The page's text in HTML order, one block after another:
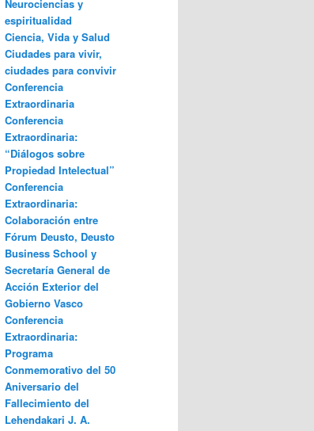
Neurociencias y
espiritualidad
Ciencia, Vida y Salud
Ciudades para vivir,
ciudades para convivir
Conferencia
Extraordinaria
Conferencia
Extraordinaria:
“Diálogos sobre
Propiedad Intelectual”
Conferencia
Extraordinaria:
Colaboración entre
Fórum Deusto, Deusto
Business School y
Secretaría General de
Acción Exterior del
Gobierno Vasco
Conferencia
Extraordinaria:
Programa
Conmemorativo del 50
Aniversario del
Fallecimiento del
Lehendakari J. A.